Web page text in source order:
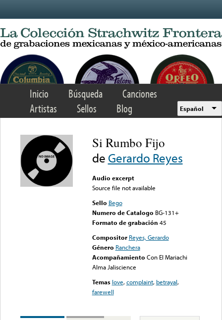
Inicio Búsqueda
Canciones
Artistas
Sellos Blog Español
Si Rumbo Fijo
de Gerardo Reyes
Audio excerpt
Source file not available
Sello Bego
Numero de Catalogo BG-131+
Formato de grabación 45
Compositor Reyes, Gerardo
Género Ranchera
Acompañamiento Con El Mariachi
Alma Jaliscience
Temas love,complaint, betrayal,
farewell